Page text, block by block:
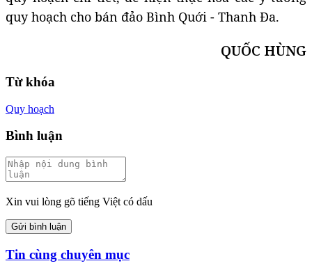
quy hoạch cho bán đảo Bình Quới - Thanh Đa.
QUỐC HÙNG
Từ khóa
Quy hoạch
Bình luận
Xin vui lòng gõ tiếng Việt có dấu
Gửi bình luận
Tin cùng chuyên mục